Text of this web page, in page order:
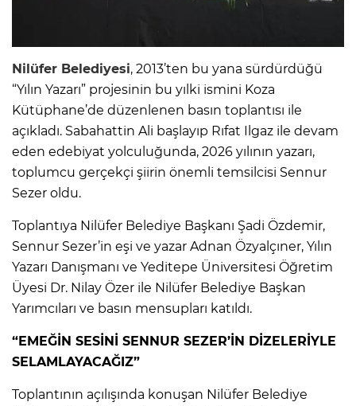
Nilüfer Belediyesi, 2013’ten bu yana sürdürdüğü
“Yılın Yazarı” projesinin bu yılki ismini Koza
Kütüphane’de düzenlenen basın toplantısı ile
açıkladı. Sabahattin Ali başlayıp Rıfat Ilgaz ile devam
eden edebiyat yolculuğunda, 2026 yılının yazarı,
toplumcu gerçekçi şiirin önemli temsilcisi Sennur
Sezer oldu.
Toplantıya Nilüfer Belediye Başkanı Şadi Özdemir,
Sennur Sezer’in eşi ve yazar Adnan Özyalçıner, Yılın
Yazarı Danışmanı ve Yeditepe Üniversitesi Öğretim
Üyesi Dr. Nilay Özer ile Nilüfer Belediye Başkan
Yarımcıları ve basın mensupları katıldı.
“EMEĞİN SESİNİ SENNUR SEZER’İN DİZELERİYLE
SELAMLAYACAĞIZ”
Toplantının açılışında konuşan Nilüfer Belediye